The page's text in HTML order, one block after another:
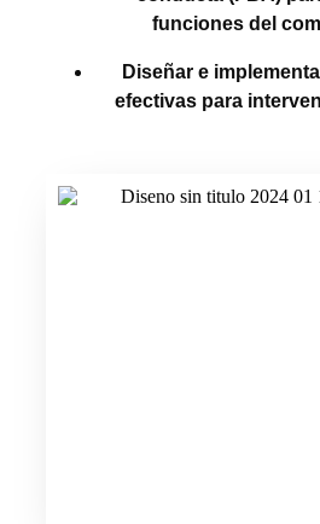
funciones del
Diseñar e
efectivas para